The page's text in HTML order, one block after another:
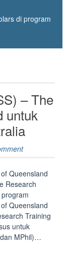
di program
– The
untuk
Queensland
Research
Queensland
Training
untuk
MPhil)…